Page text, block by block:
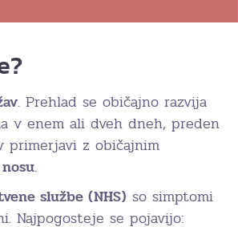
. Prehlad se običajno razvija
v enem ali dveh dneh, preden
primerjavi z običajnim
.
službe (NHS) so simptomi
Najpogosteje se pojavijo: